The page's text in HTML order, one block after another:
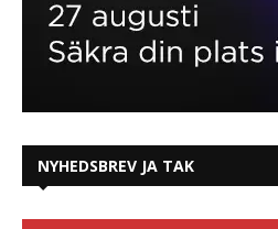
NYHEDSBREV JA TAK